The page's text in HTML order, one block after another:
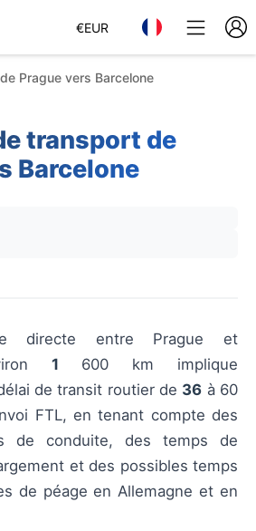
€EUR
Prague vers Barcelone
transport de
Barcelone
directe entre Prague et
1 600 km implique
de transit routier de 36 à 60
FTL, en tenant compte des
de conduite, des temps de
et des possibles temps
de péage en Allemagne et en